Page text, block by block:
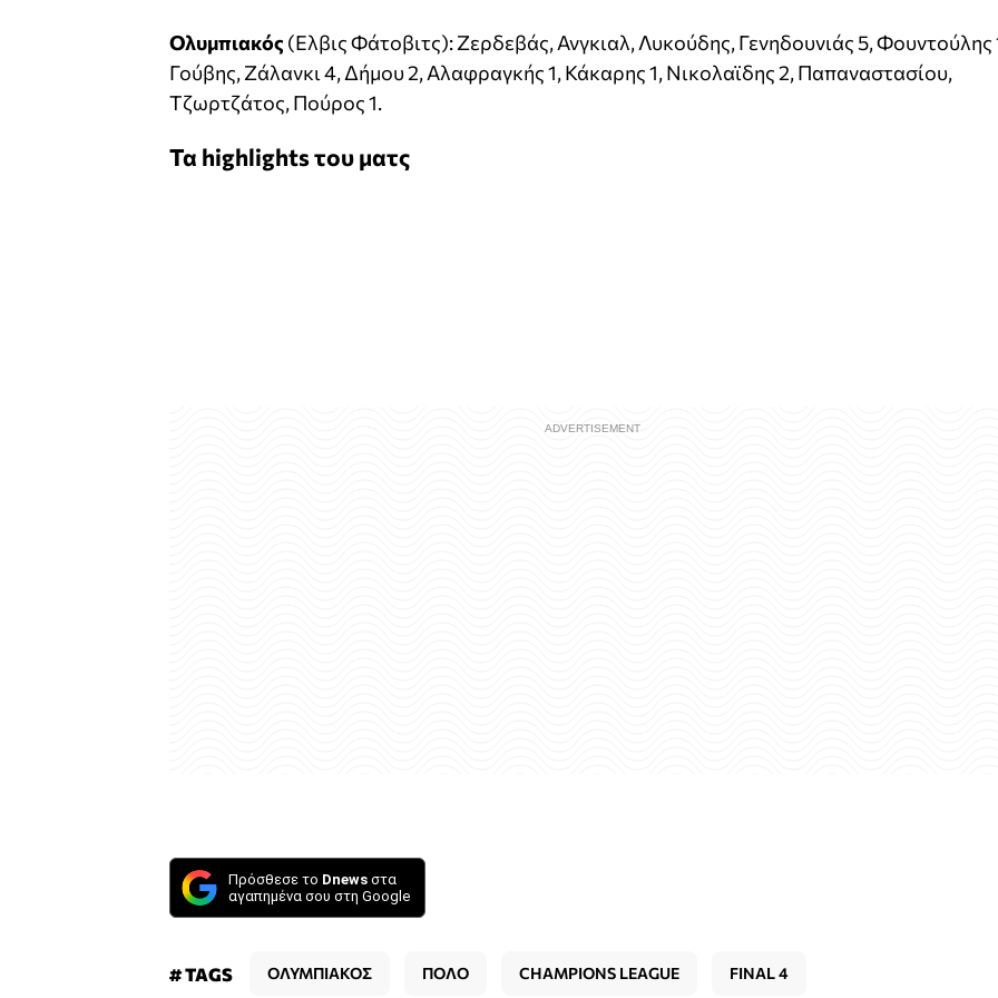
Ολυμπιακός (Ελβις Φάτοβιτς): Ζερδεβάς, Ανγκιαλ, Λυκούδης, Γενηδουνιάς 5, Φουντούλης
Γούβης, Ζάλανκι 4, Δήμου 2, Αλαφραγκής 1, Κάκαρης 1, Νικολαϊδης 2, Παπαναστασίου,
Τζωρτζάτος, Πούρος 1.
Τα highlights του ματς
Πρόσθεσε το Dnews στα
αγαπημένα σου στη Google
# TAGS ΟΛΥΜΠΙΑΚΟΣ ΠΟΛΟ CHAMPIONS LEAGUE FINAL 4